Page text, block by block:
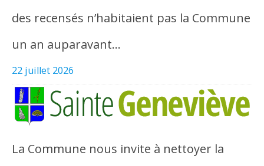
des recensés n’habitaient pas la Commune
un an auparavant…
22 juillet 2026
La Commune nous invite à nettoyer la